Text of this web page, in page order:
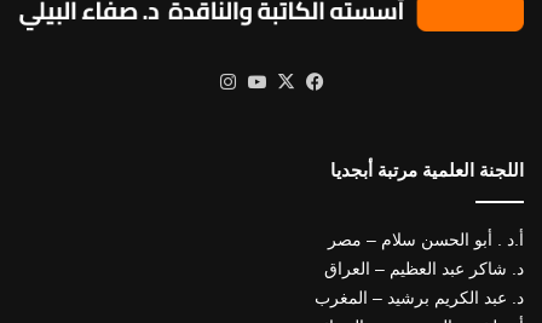
فيسبوك
X يوتيوب
اللجنة العلمية مرتبة أبجديا
أ.د . أبو الحسن سلام – مصر
د. شاكر عبد العظيم – العراق
د. عبد الكريم برشيد – المغرب